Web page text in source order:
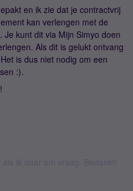
en ik zie dat je contractvrij
kan verlengen met de
kunt dit via Mijn Simyo doen
Als dit is gelukt ontvang
is dus niet nodig om een
:).